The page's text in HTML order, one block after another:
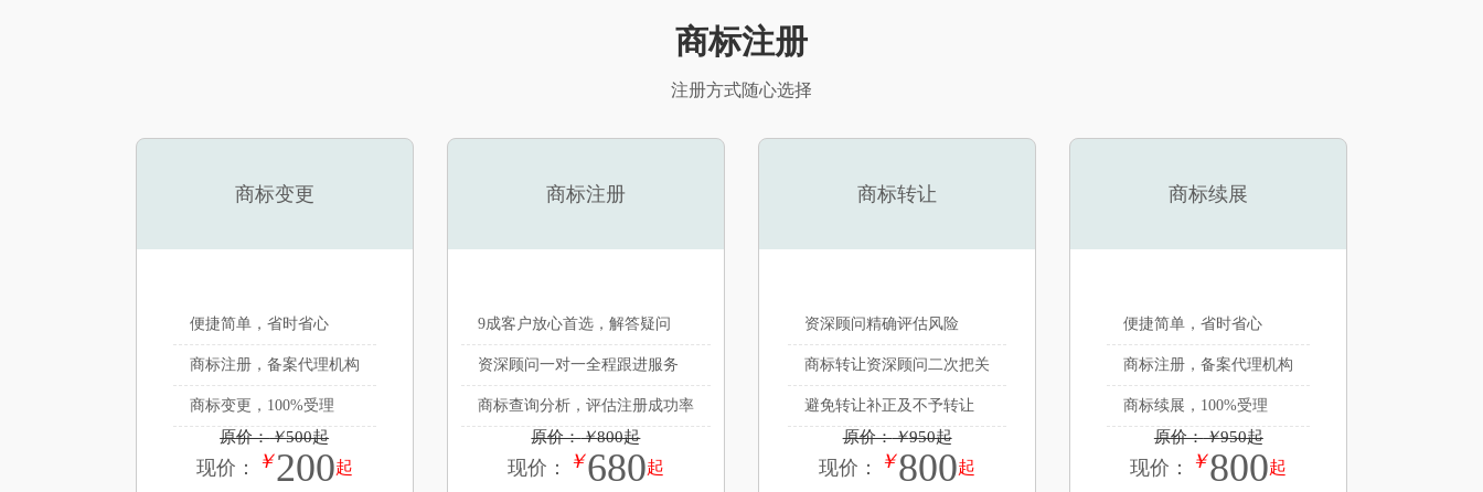
商标注册
注册方式随心选择
商标变更
便捷简单，省时省心
商标注册，备案代理机构
商标变更，100%受理
原价：￥500起
现价： ￥200起
商标注册
9成客户放心首选，解答疑问
资深顾问一对一全程跟进服务
商标查询分析，评估注册成功率
原价：￥800起
现价： ￥680起
商标转让
资深顾问精确评估风险
商标转让资深顾问二次把关
避免转让补正及不予转让
原价：￥950起
现价： ￥800起
商标续展
便捷简单，省时省心
商标注册，备案代理机构
商标续展，100%受理
原价：￥950起
现价： ￥800起